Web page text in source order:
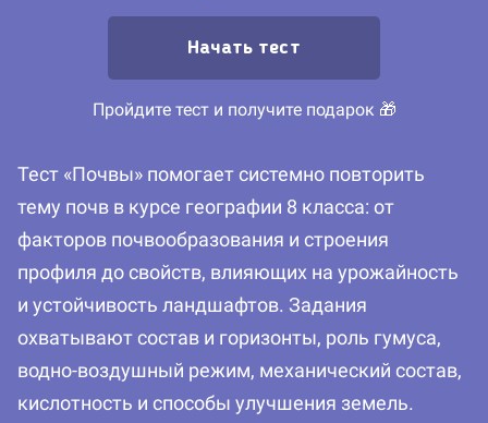
Начать тест
Пройдите тест и получите подарок 🎁
Тест «Почвы» помогает системно повторить
тему почв в курсе географии 8 класса: от
факторов почвообразования и строения
профиля до свойств, влияющих на урожайность
и устойчивость ландшафтов. Задания
охватывают состав и горизонты, роль гумуса,
водно-воздушный режим, механический состав,
кислотность и способы улучшения земель.